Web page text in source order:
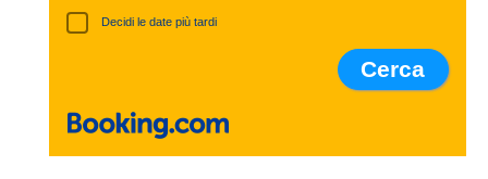
Decidi le date più tardi